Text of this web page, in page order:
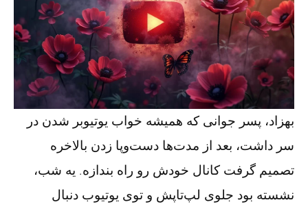
بهزاد، پسر جوانی که همیشه خواب یوتیوبر شدن در
سر داشت، بعد از مدت‌ها دست‌وپا زدن بالاخره
تصمیم گرفت کانال خودش رو راه بندازه. یه شب،
نشسته بود جلوی لپ‌تاپش و توی یوتیوب دنبال